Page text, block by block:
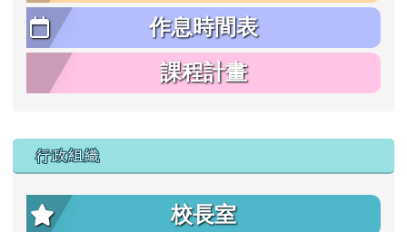
作息時間表
課程計畫
行政組織
校長室